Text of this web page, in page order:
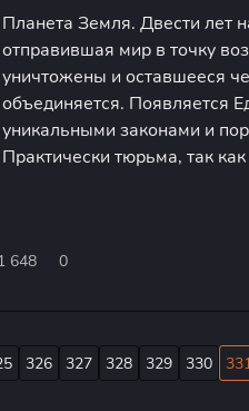
Планета Земля. Двести лет
отправившая мир в точку
уничтожены и оставшееся
объединяется. Появляется
уникальными законами и
Практически тюрьма, так
648 0
326 327 328 329 330